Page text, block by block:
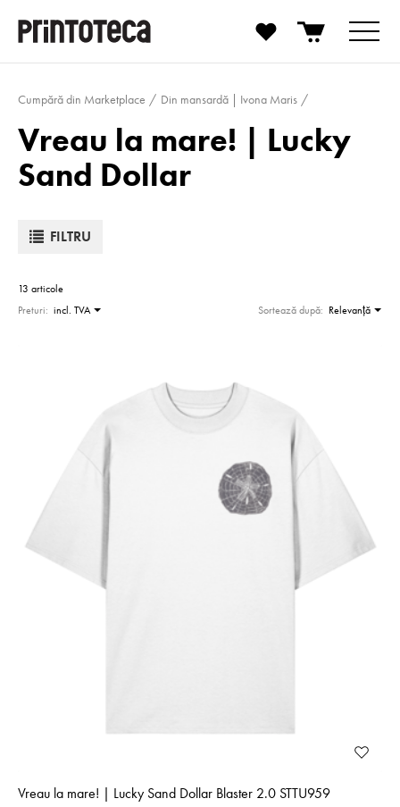
Cumpără din Marketplace Din mansardă | Ivona Maris
Vreau la mare! | Lucky
Sand Dollar
FILTRU
13 articole
Preturi: incl. TVA Sortează după: Relevanţă
Vreau la mare! | Lucky Sand Dollar Blaster 2.0 STTU959